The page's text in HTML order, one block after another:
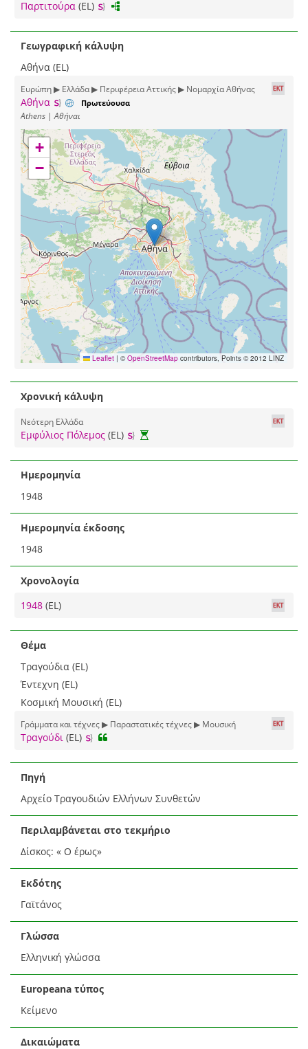
Παρτιτούρα (EL)
Γεωγραφική κάλυψη
Αθήνα (EL)
Ευρώπη ▶ Ελλάδα ▶ Περιφέρεια Αττικής ▶ Νομαρχία Αθήνας
Αθήνα Πρωτεύουσα
Athens | Αθήναι
+
−
Leaflet | © OpenStreetMap contributors, Points © 2012 LINZ
Χρονική κάλυψη
Νεότερη Ελλάδα
Εμφύλιος Πόλεμος (EL)
Ημερομηνία
1948
Ημερομηνία έκδοσης
1948
Χρονολογία
1948 (EL)
Θέμα
Τραγούδια (EL)
Έντεχνη (EL)
Κοσμική Μουσική (EL)
Γράμματα και τέχνες ▶ Παραστατικές τέχνες ▶ Μουσική
Τραγούδι (EL)
Πηγή
Αρχείο Τραγουδιών Ελλήνων Συνθετών
Περιλαμβάνεται στο τεκμήριο
Δίσκος: « Ο έρως»
Εκδότης
Γαϊτάνος
Γλώσσα
Ελληνική γλώσσα
Europeana τύπος
Κείμενο
Δικαιώματα